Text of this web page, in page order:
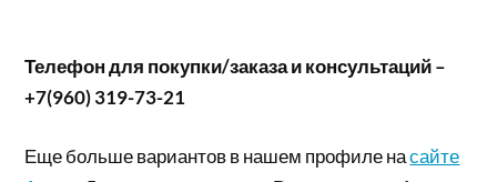
Телефон для покупки/заказа и консультаций –
+7(960) 319-73-21
Еще больше вариантов в нашем профиле насайте